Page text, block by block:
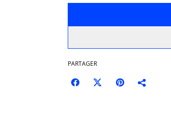
PARTAGER